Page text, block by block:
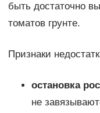
быть достаточно
томатов грунте.
Признаки
остановка
не